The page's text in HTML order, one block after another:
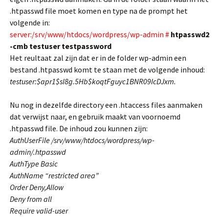
.htpasswd file moet komen en type na de prompt het
volgende in:
server:/srv/www/htdocs/wordpress/wp-admin # htpasswd2
-cmb testuser testpassword
Het reultaat zal zijn dat er in de folder wp-admin een
bestand .htpasswd komt te staan met de volgende inhoud:
testuser:$apr1$sl8g.5Hb$koqtFguyc1BNR09IcDJxm.
Nu nog in dezelfde directory een .htaccess files aanmaken
dat verwijst naar, en gebruik maakt van voornoemd
.htpasswd file. De inhoud zou kunnen zijn:
AuthUserFile /srv/www/htdocs/wordpress/wp-
admin/.htpasswd
AuthType Basic
AuthName “restricted area”
Order Deny,Allow
Deny from all
Require valid-user